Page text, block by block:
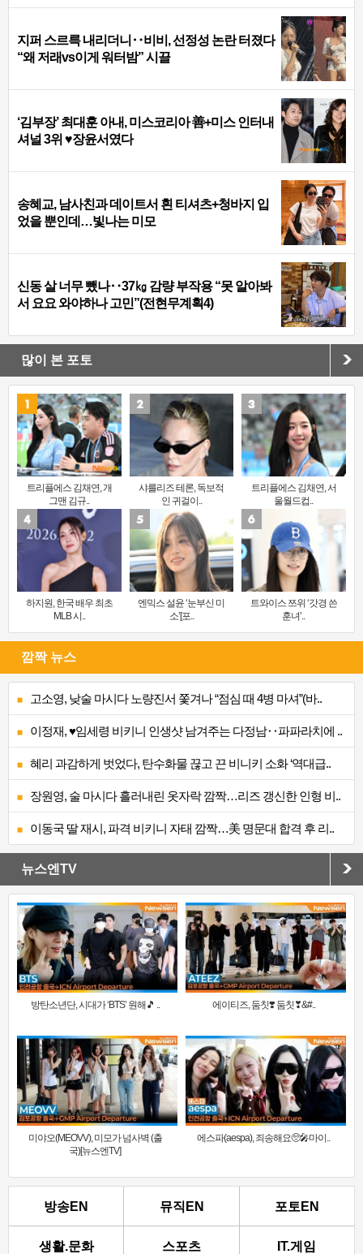
지퍼 스르륵 내리더니‥비비, 선정성 논란 터졌다
“왜 저래vs이게 워터밤” 시끌
‘김부장’ 최대훈 아내, 미스코리아 善+미스 인터내
셔널 3위 ♥장윤서였다
송혜교, 남사친과 데이트서 흰 티셔츠+청바지 입
었을 뿐인데…빛나는 미모
신동 살 너무 뺐나‥37㎏ 감량 부작용 “못 알아봐
서 요요 와야하나 고민”(전현무계획4)
많이 본 포토
트리플에스 김채연, 개
그맨 김규..
샤를리즈 테론, 독보적
인 귀걸이..
트리플에스 김채연, 서
울월드컵..
하지원, 한국 배우 최초
MLB 시..
엔믹스 설윤 ‘눈부신 미
소’[포..
트와이스 쯔위 ‘갓경 쓴
훈녀’..
깜짝 뉴스
고소영, 낮술 마시다 노량진서 쫓겨나 “점심 때 4병 마셔”(바..
이정재, ♥임세령 비키니 인생샷 남겨주는 다정남‥파파라치에 ..
혜리 과감하게 벗었다, 탄수화물 끊고 끈 비니키 소화 ‘역대급..
장원영, 술 마시다 흘러내린 옷자락 깜짝…리즈 갱신한 인형 비..
이동국 딸 재시, 파격 비키니 자태 깜짝…美 명문대 합격 후 리..
뉴스엔TV
방탄소년단, 시대가 ‘BTS’ 원해🎵 .. 에이티즈, 둠칫❣️ 둠칫❣&#..
미야오(MEOVV), 미모가 넘사벽 (출
국)[뉴스엔TV]
에스파(aespa), 죄송해요🥺🎤마이..
방송EN 뮤직EN 포토EN
생활.문화 스포츠 IT.게임